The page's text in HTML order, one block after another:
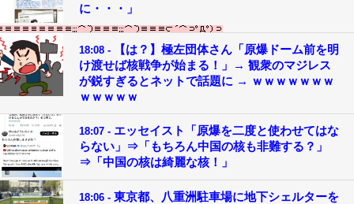
に・・・」
18:08 -
【は？】極左団体さん「原爆ドーム前を明
け渡せば核戦争が始まる！」→ 観衆のマジレス
が鋭すぎるとネットで話題に → ｗｗｗｗｗｗｗ
ｗｗｗｗｗ
18:07 - エッセイスト「原爆を二度と使わせてはな
らない」⇒「もちろん中国の核も非難する？」
⇒「中国の核は綺麗な核！」
18:06 - 東京都、八重洲駐車場に地下シェルターを